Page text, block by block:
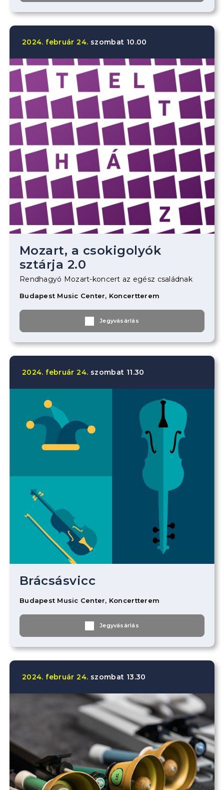
2024. február 24. szombat 10.00
Mozart, a csokigolyók
sztárja 2.0
Rendhagyó Mozart-koncert az egész családnak
Budapest Music Center, Koncertterem
Jegyvásárlás
2024. február 24. szombat 11.30
Brácsásvicc
Budapest Music Center, Koncertterem
Jegyvásárlás
2024. február 24. szombat 13.30